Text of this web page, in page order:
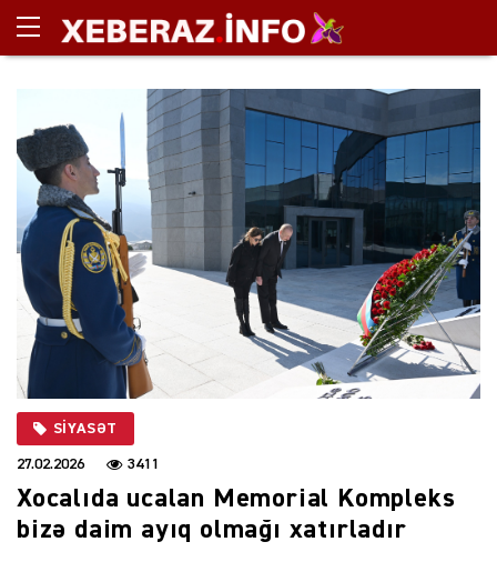
SIYASƏT
27.02.2026 3411
Xocalıda ucalan Memorial Kompleks
bizə daim ayıq olmağı xatırladır